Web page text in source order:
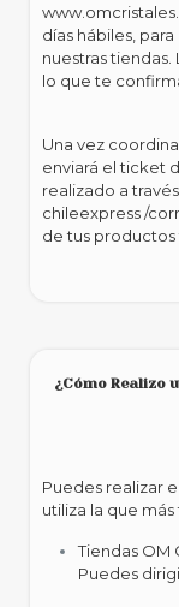
días hábiles,
nuestras tiendas.
lo que te
Una vez
enviará el ticket
realizado a
chileexpress /
de tus productos
¿Cómo Realizo
Puedes realizar
utiliza la que
Tiendas OM
Puedes